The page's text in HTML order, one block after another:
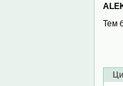
Тем